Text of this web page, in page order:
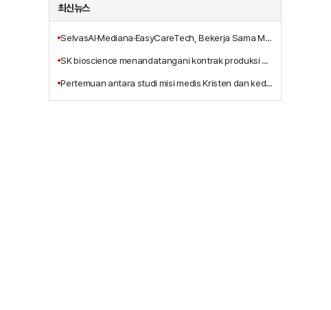
'Pelayanan
Penyembuhan
Tritunggal Yesus
최신뉴스
SelvasAI·Mediana·EasyCareTech, Bekerja Sama Mengembangkan Solusi Bangsal Pintar Berbasis AI
SK bioscience menandatangani kontrak produksi alih daya vaksin Ebola MSD dengan anak perusahaannya, IDT Biologika
Pertemuan antara studi misi medis Kristen dan kedokteran integratif, Terbitnya Buku Baru 'Pelayanan Penyembuhan Tritunggal Yesus Kristus'